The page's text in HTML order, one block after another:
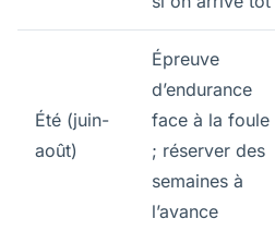
Été (juin-
août)
Épreuve
d’endurance
face à la foule
; réserver des
semaines à
l’avance